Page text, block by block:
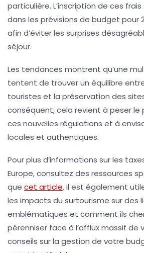
particulière. L’inscription de ces
dans les prévisions de budget pour
afin d’éviter les surprises
séjour.
Les tendances montrent qu’une
tentent de trouver un équilibre
touristes et la préservation des
conséquent, cela revient à peser
ces nouvelles régulations et à
locales et authentiques.
Pour plus d’informations sur les
Europe, consultez des ressources
que cet article. Il est également
les impacts du surtourisme sur des
emblématiques et comment ils
pérenniser face à l’afflux massif de
conseils sur la gestion de votre